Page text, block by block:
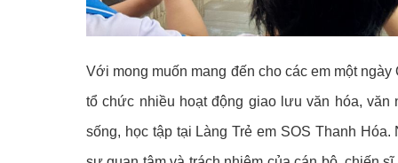
Với mong muốn mang đến cho các em một
tổ chức nhiều hoạt động giao lưu văn hóa, văn
sống, học tập tại Làng Trẻ em SOS Thanh